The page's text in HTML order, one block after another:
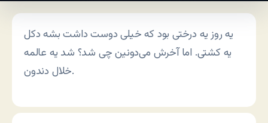
یه روز یه درختی بود که خیلی دوست داشت بشه دکل
یه کشتی. اما آخرش می‌دونین چی شد؟ شد یه عالمه
خلال دندون.